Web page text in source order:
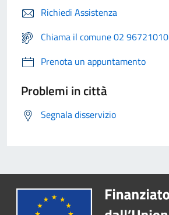
Richiedi Assistenza
Chiama il comune 02 96721010
Prenota un appuntamento
Problemi in città
Segnala disservizio